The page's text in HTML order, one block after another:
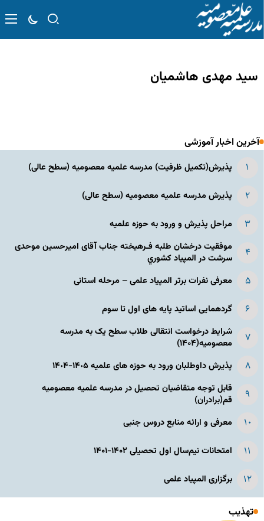
سید مهدی هاشمیان
آخرین اخبار آموزشی
پذیرش(تکمیل ظرفیت) مدرسه علمیه معصومیه‌ (سطح عالی)
پذیرش مدرسه علمیه معصومیه‌ (سطح عالی)
مراحل پذیرش و ورود به حوزه علمیه
موفقیت درخشان طلبه فـرهیخته جناب آقای امیرحسین موحدی
سرشت در المپياد كشوري
معرفی نفرات برتر المپیاد علمی – مرحله استانی
گردهمایی اساتید پایه های اول تا سوم
شرایط درخواست انتقالی طلاب سطح یک به مدرسه
معصومیه(۱۴۰۴)
پذیرش داوطلبان ورود به حوزه های علمیه ١۴٠۵-١۴٠۴
قابل توجه متقاضیان تحصیل در مدرسه علمیه معصومیه
قم(برادران)
معرفی و ارائه منابع دروس جنبی
امتحانات نیم‌سال اول تحصیلی ۱۴۰۲-۱۴۰۱
برگزاری المپیاد علمی
تهذیب